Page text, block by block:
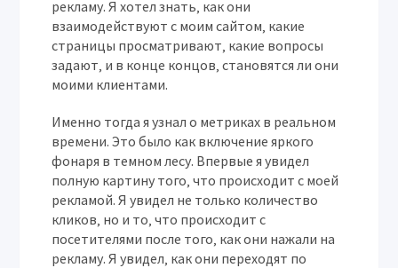
рекламу. Я хотел знать‚ как они
взаимодействуют с моим сайтом‚ какие
страницы просматривают‚ какие вопросы
задают‚ и в конце концов‚ становятся ли они
моими клиентами.
Именно тогда я узнал о метриках в реальном
времени. Это было как включение яркого
фонаря в темном лесу. Впервые я увидел
полную картину того‚ что происходит с моей
рекламой. Я увидел не только количество
кликов‚ но и то‚ что происходит с
посетителями после того‚ как они нажали на
рекламу. Я увидел‚ как они переходят по